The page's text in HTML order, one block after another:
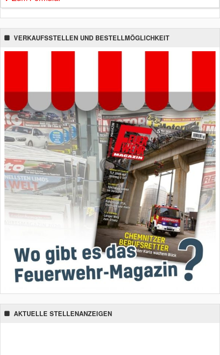
VERKAUFSSTELLEN UND BESTELLMÖGLICHKEIT
AKTUELLE STELLENANZEIGEN